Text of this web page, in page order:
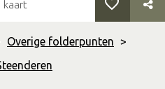
Overige folderpunten >
kaart